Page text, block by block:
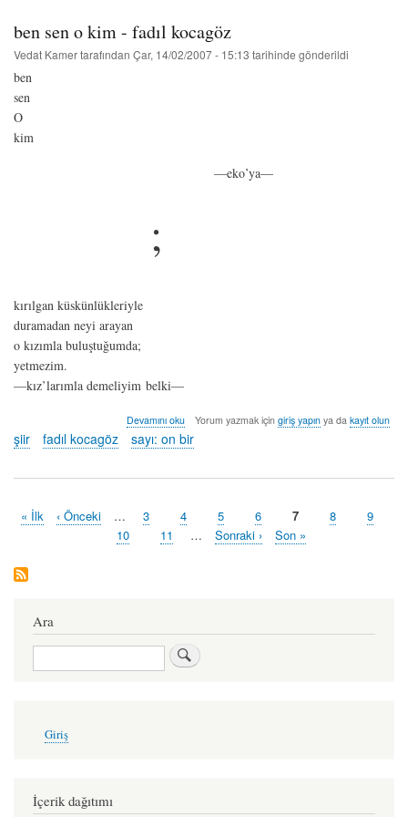
ben sen o kim - fadıl kocagöz
Vedat Kamertarafından Çar, 14/02/2007 - 15:13 tarihinde gönderildi
ben
sen
O
kim
—eko’ya—
;
kırılgan küskünlükleriyle
duramadan neyi arayan
o kızımla buluştuğumda;
yetmezim.
—kız’larımla demeliyim belki—
ben
sen
o
-
kocagöz
hakkında
Devamını oku Yorum yazmak için giriş yapınya da kayıt olun
şiir fadıl kocagöz sayı: on bir
Pagination
İlk
« İlk
Önceki
‹ Önceki … Sayfa
3 Sayfa
4 Sayfa
5 Sayfa
6
Şu
an
7 Sayfa
8 Sayfa
9
Sayfa
10 Sayfa
11 …
Sonraki
Sonraki ›
Last
Son »
Ara
Ara
account
Giriş
İçerik dağıtımı